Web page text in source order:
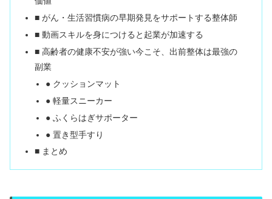
■ がん・生活習慣病の早期発見をサポートする整体師
■ 動画スキルを身につけると起業が加速する
■ 高齢者の健康不安が強い今こそ、出前整体は最強の
副業
● クッションマット
● 軽量スニーカー
● ふくらはぎサポーター
● 置き型手すり
■ まとめ